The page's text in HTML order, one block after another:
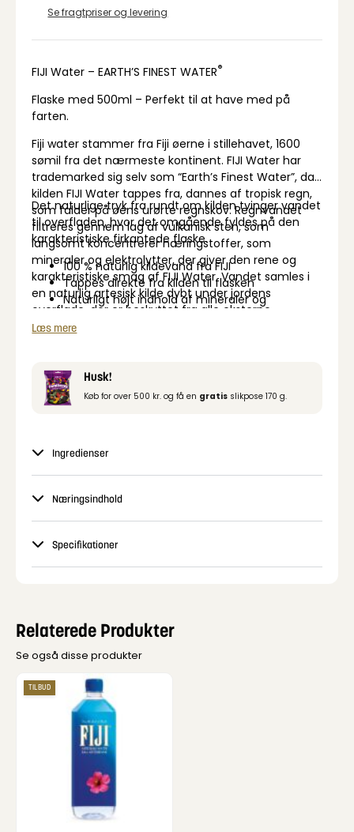
Se fragtpriser og levering
FIJI Water – EARTH’S FINEST WATER®
Flaske med 500ml – Perfekt til at have med på
farten.
Fiji water stammer fra Fiji øerne i stillehavet, 1600
sømil fra det nærmeste kontinent. FIJI Water har
trademarked sig selv som “Earth’s Finest Water”, da
kilden FIJI Water tappes fra, dannes af tropisk regn,
som falder på øens urørte regnskov. Regnvandet
filtreres gennem lag af vulkanisk sten, som
langsomt koncentrerer næringstoffer, som
mineraler og elektrolytter, der giver den rene og
karakteristiske smag af FIJI Water. Vandet samles i
en naturlig artesisk kilde dybt under jordens
overflade, der er beskyttet fra alle eksterne
omgivelser.
Det naturlige tryk fra rundt om kilden tvinger vandet
til overfladen, hvor det omgående fyldes på den
karakteristiske firkantede flaske.
100 % naturlig kildevand fra FIJI
Tappes direkte fra kilden til flasken
Naturligt højt indhold af mineraler og
Læs mere
Husk!
Køb for over 500 kr. og få en gratis slikpose 170 g.
Ingredienser
Næringsindhold
Specifikationer
Relaterede Produkter
Se også disse produkter
TILBUD